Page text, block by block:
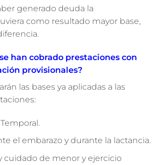
generado deuda la
como resultado mayor base,
han cobrado prestaciones con
provisionales?
las bases ya aplicadas a las
el embarazo y durante la lactancia.
cuidado de menor y ejercicio